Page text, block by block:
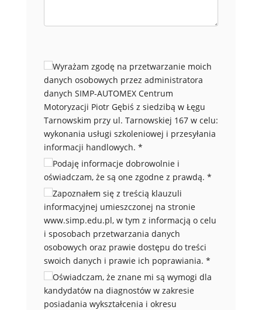
Wyrażam zgodę na przetwarzanie moich
danych osobowych przez administratora
danych SIMP-AUTOMEX Centrum
Motoryzacji Piotr Gębiś z siedzibą w Łęgu
Tarnowskim przy ul. Tarnowskiej 167 w celu:
wykonania usługi szkoleniowej i przesyłania
informacji handlowych. *
Podaję informacje dobrowolnie i
oświadczam, że są one zgodne z prawdą. *
Zapoznałem się z treścią klauzuli
informacyjnej umieszczonej na stronie
www.simp.edu.pl, w tym z informacją o celu
i sposobach przetwarzania danych
osobowych oraz prawie dostępu do treści
swoich danych i prawie ich poprawiania. *
Oświadczam, że znane mi są wymogi dla
kandydatów na diagnostów w zakresie
posiadania wykształcenia i okresu